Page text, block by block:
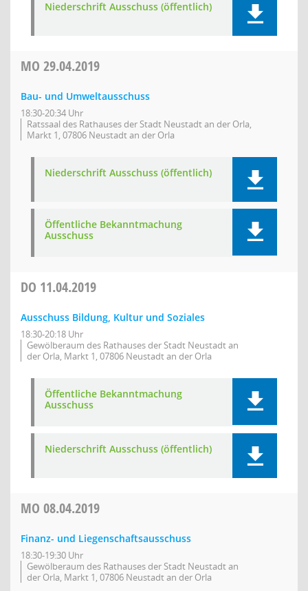
Niederschrift Ausschuss (öffentlich)
MO 29.04.2019
Bau- und Umweltausschuss
18:30-20:34 Uhr
Ratssaal des Rathauses der Stadt Neustadt an der Orla,
Markt 1, 07806 Neustadt an der Orla
Niederschrift Ausschuss (öffentlich)
Öffentliche Bekanntmachung
Ausschuss
DO 11.04.2019
Ausschuss Bildung, Kultur und Soziales
18:30-20:18 Uhr
Gewölberaum des Rathauses der Stadt Neustadt an
der Orla, Markt 1, 07806 Neustadt an der Orla
Öffentliche Bekanntmachung
Ausschuss
Niederschrift Ausschuss (öffentlich)
MO 08.04.2019
Finanz- und Liegenschaftsausschuss
18:30-19:30 Uhr
Gewölberaum des Rathauses der Stadt Neustadt an
der Orla, Markt 1, 07806 Neustadt an der Orla